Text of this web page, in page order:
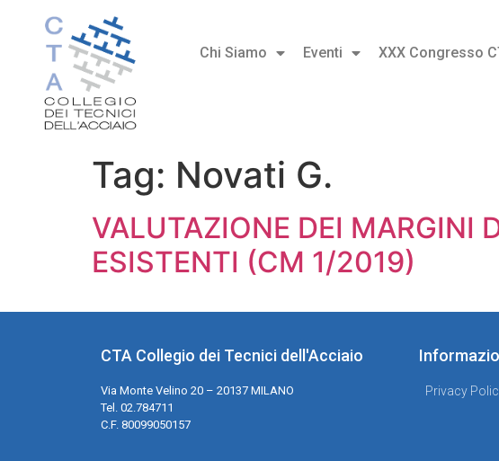
Chi Siamo Eventi XXX Congresso
Tag: Novati G.
VALUTAZIONE DEI MARGINI
ESISTENTI (CM 1/2019)
CTA Collegio dei Tecnici dell'Acciaio
Via Monte Velino 20 – 20137 MILANO
Tel. 02.784711
C.F. 80099050157
Privacy